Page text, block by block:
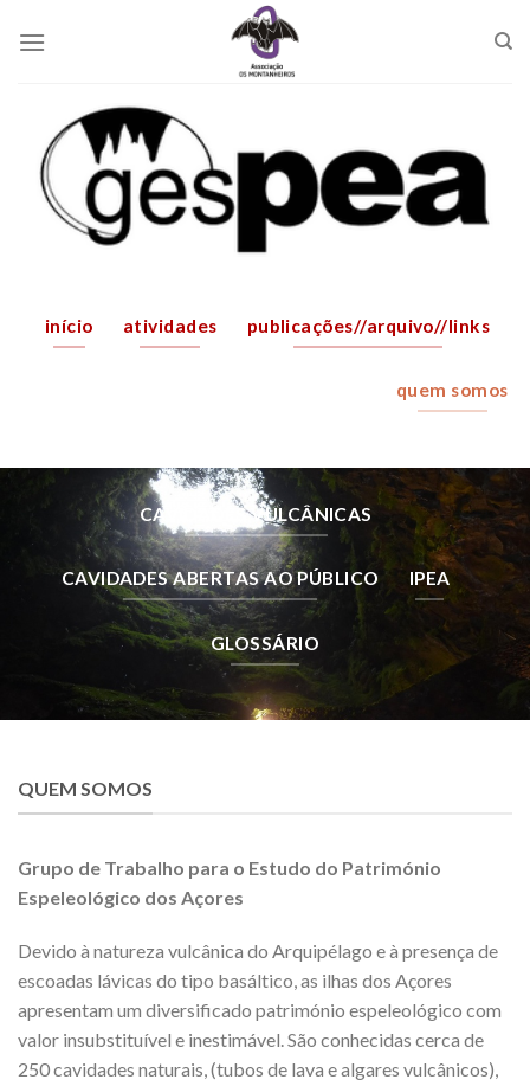
início atividades publicações//arquivo//links
quem somos
CAVIDADES VULCÂNICAS
CAVIDADES ABERTAS AO PÚBLICO IPEA
GLOSSÁRIO
QUEM SOMOS
Grupo de Trabalho para o Estudo do Património
Espeleológico dos Açores
Devido à natureza vulcânica do Arquipélago e à presença de
escoadas lávicas do tipo basáltico, as ilhas dos Açores
apresentam um diversificado património espeleológico com
valor insubstituível e inestimável. São conhecidas cerca de
250 cavidades naturais, (tubos de lava e algares vulcânicos),